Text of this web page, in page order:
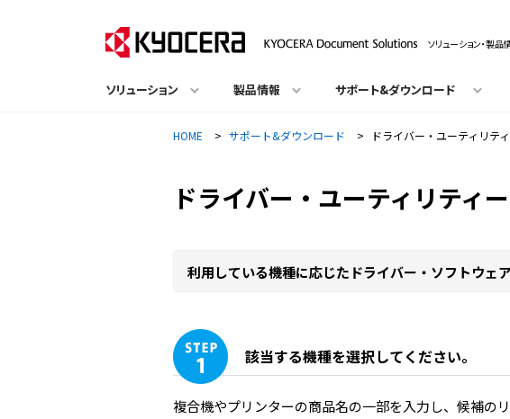
ソリューション・製品
ソリューション 製品情報 サポート&ダウンロード
HOME > サポート&ダウンロード > ドライバー・ユーティリテ
ドライバー・ユーティリティー
利用している機種に応じたドライバー・ソフトウェ
該当する機種を選択してください。
複合機やプリンターの商品名の一部を入力し、候補の